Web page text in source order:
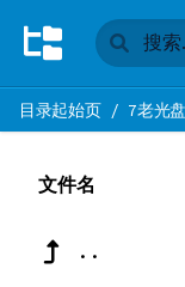
目录起始页/ 7老光
文件名
..